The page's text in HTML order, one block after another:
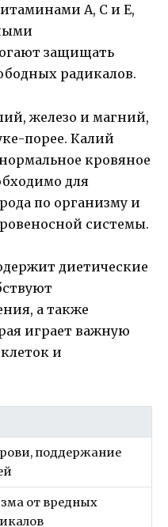
A, C и E,
защищать
радикалов.
железо и магний,
порее. Калий
кровяное
для
по организму и
системы.
диетические
а также
играет важную
и
поддержание
от вредных